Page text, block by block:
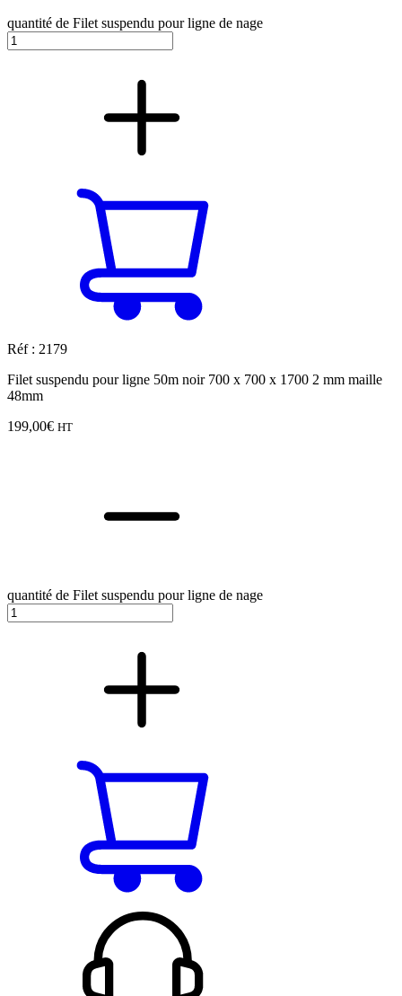
quantité de Filet suspendu pour ligne de nage
Réf : 2179
Filet suspendu pour ligne 50m noir 700 x 700 x 1700 2 mm maille
48mm
199,00€ HT
quantité de Filet suspendu pour ligne de nage